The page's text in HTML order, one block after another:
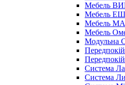
Мебель
Мебель
Мебель
Мебель
Модульна
Система
Система